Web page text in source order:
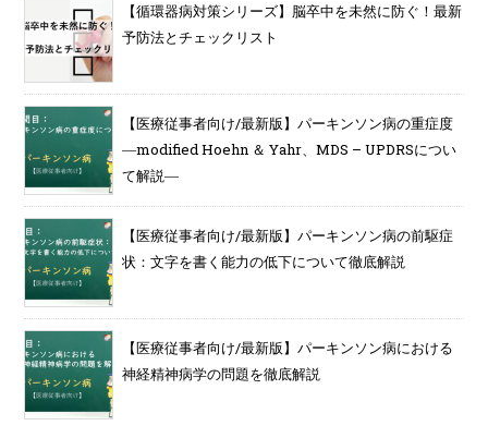
【循環器病対策シリーズ】脳卒中を未然に防ぐ！最新
予防法とチェックリスト
【医療従事者向け/最新版】パーキンソン病の重症度
―modified Hoehn ＆ Yahr、MDS – UPDRSについ
て解説―
【医療従事者向け/最新版】パーキンソン病の前駆症
状：文字を書く能力の低下について徹底解説
【医療従事者向け/最新版】パーキンソン病における
神経精神病学の問題を徹底解説